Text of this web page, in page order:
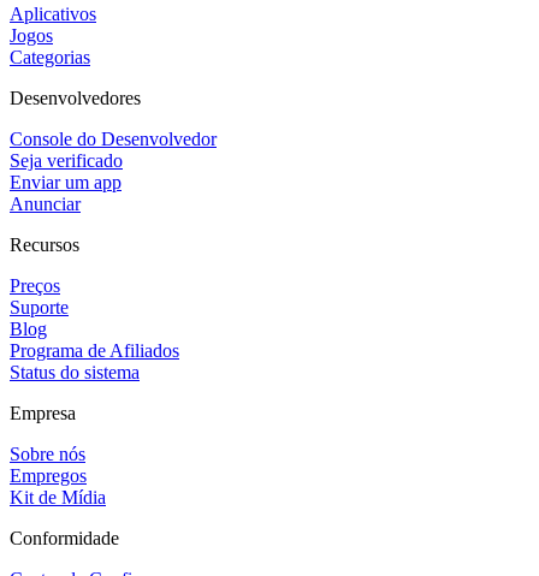
Aplicativos
Jogos
Categorias
Desenvolvedores
Console do Desenvolvedor
Seja verificado
Enviar um app
Anunciar
Recursos
Preços
Suporte
Blog
Programa de Afiliados
Status do sistema
Empresa
Sobre nós
Empregos
Kit de Mídia
Conformidade